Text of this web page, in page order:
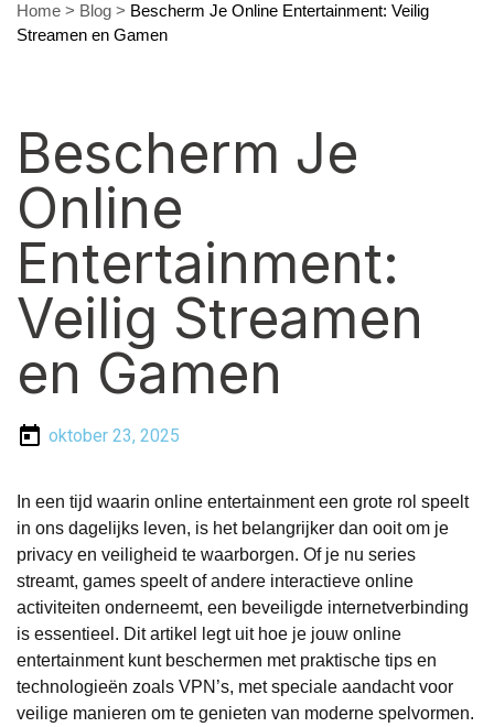
Home > Blog > Bescherm Je Online Entertainment: Veilig
Streamen en Gamen
Bescherm Je
Online
Entertainment:
Veilig Streamen
en Gamen
oktober 23, 2025
In een tijd waarin online entertainment een grote rol speelt
in ons dagelijks leven, is het belangrijker dan ooit om je
privacy en veiligheid te waarborgen. Of je nu series
streamt, games speelt of andere interactieve online
activiteiten onderneemt, een beveiligde internetverbinding
is essentieel. Dit artikel legt uit hoe je jouw online
entertainment kunt beschermen met praktische tips en
technologieën zoals VPN’s, met speciale aandacht voor
veilige manieren om te genieten van moderne spelvormen.